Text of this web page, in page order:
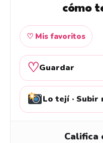
cómo
♡ Mis favoritos
♡Guardar
Lo tejí ·